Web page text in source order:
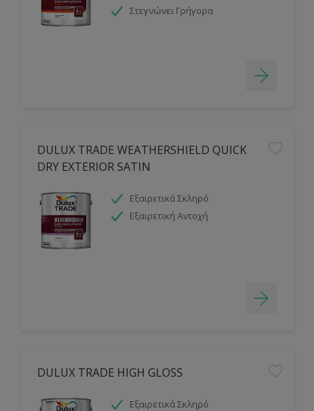
Στεγνώνει Γρήγορα
DULUX TRADE WEATHERSHIELD QUICK
DRY EXTERIOR SATIN
Εξαιρετικά Σκληρό
Εξαιρετική Αντοχή
DULUX TRADE HIGH GLOSS
Εξαιρετικά Σκληρό